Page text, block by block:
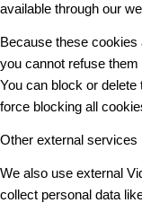
available through our
Because these
you cannot refuse
You can block or
force blocking all
Other external services
We also use external
collect personal data